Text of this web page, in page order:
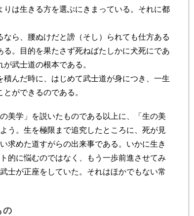
は生きる方を選ぶにきまっている。それに都
ら、腰ぬけだと謗（そし）られても仕方ある
る。目的を果たさず死ねばたしかに犬死にであ
武士道の根本である。
んだ時に、はじめて武士道が身につき、一生
ができるのである。
美学」を説いたものである以上に、「生の美
う。生を極限まで追究したところに、死が見
求めた道すがらの出来事である。いかに生き
的に悩むのではなく、もう一歩前進させてみ
士が正座をしていた。それはほかでもない常
の